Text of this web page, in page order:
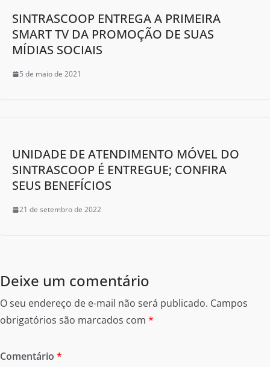
SINTRASCOOP ENTREGA A PRIMEIRA
SMART TV DA PROMOÇÃO DE SUAS
MÍDIAS SOCIAIS
5 de maio de 2021
UNIDADE DE ATENDIMENTO MÓVEL DO
SINTRASCOOP É ENTREGUE; CONFIRA
SEUS BENEFÍCIOS
21 de setembro de 2022
Deixe um comentário
O seu endereço de e-mail não será publicado. Campos
obrigatórios são marcados com *
Comentário *